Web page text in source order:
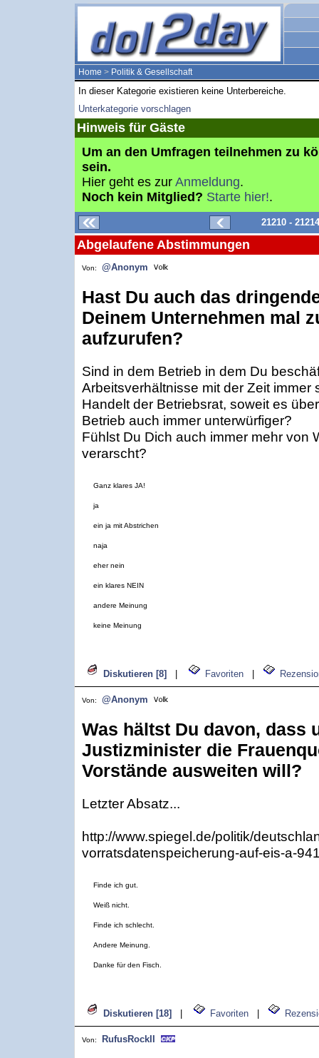
Home > Politik & Gesellschaft
In dieser Kategorie existieren keine Unterbereiche.
Unterkategorie vorschlagen
Hinweis für Gäste
Um an den Umfragen teilnehmen zu
sein.
Hier geht es zur Anmeldung.
Noch kein Mitglied? Starte hier!.
21210 -
Abgelaufene Abstimmungen
Von: @Anonym
Hast Du auch das
Deinem Unternehmen mal
aufzurufen?
Sind in dem Betrieb in dem Du
Arbeitsverhältnisse mit der Zeit immer
Handelt der Betriebsrat, soweit es
Betrieb auch immer unterwürfiger?
Fühlst Du Dich auch immer mehr von
verarscht?
Ganz klares JA!
ja
ein ja mit Abstrichen
naja
eher nein
ein klares NEIN
andere Meinung
keine Meinung
Diskutieren [8] Favoriten
Von: @Anonym
Was hältst Du davon, dass
Justizminister die
Vorstände ausweiten will?
Letzter Absatz...
http://www.spiegel.de/politik/
vorratsdatenspeicherung-auf-eis-a-
Finde ich gut.
Weiß nicht.
Finde ich schlecht.
Andere Meinung.
Danke für den Fisch.
Diskutieren [18] Favoriten
Von: RufusRockII